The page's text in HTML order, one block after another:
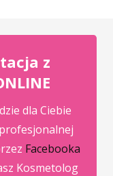
z
dla Ciebie
Facebooka
Kosmetolog